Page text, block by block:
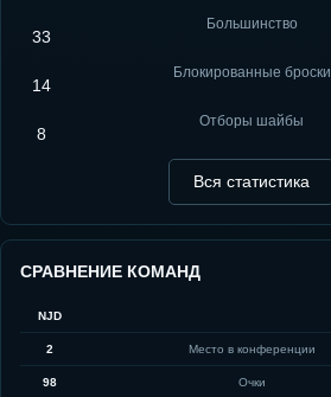
33
Большинство
14
Блокированные броски
8
Отборы шайбы
Вся статистика
СРАВНЕНИЕ КОМАНД
NJD
2 Место в конференции
98 Очки